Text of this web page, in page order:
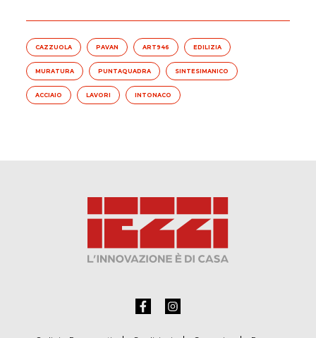
CAZZUOLA PAVAN ART946 EDILIZIA
MURATURA PUNTAQUADRA SINTESIMANICO
ACCIAIO LAVORI INTONACO